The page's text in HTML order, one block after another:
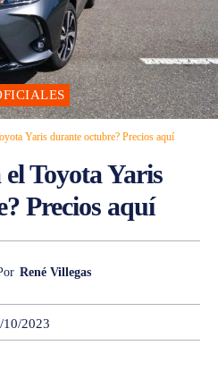
Yaris durante octubre? Precios aquí
Toyota Yaris
Precios aquí
René Villegas
10/2023